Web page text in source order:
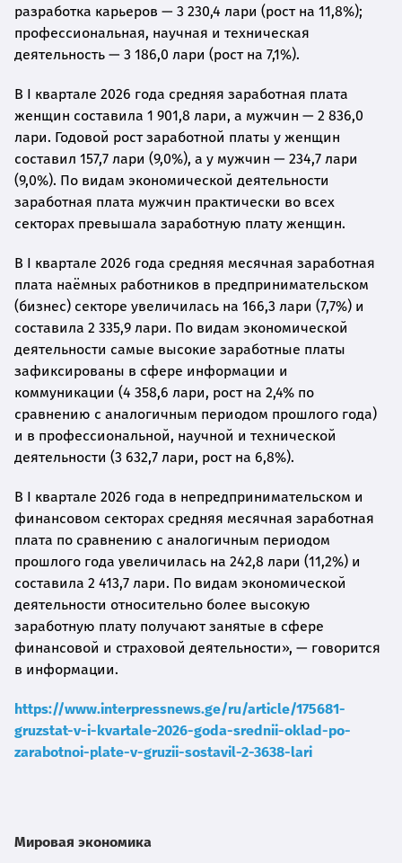
разработка карьеров — 3 230,4 лари (рост на 11,8%);
профессиональная, научная и техническая
деятельность — 3 186,0 лари (рост на 7,1%).
В I квартале 2026 года средняя заработная плата
женщин составила 1 901,8 лари, а мужчин — 2 836,0
лари. Годовой рост заработной платы у женщин
составил 157,7 лари (9,0%), а у мужчин — 234,7 лари
(9,0%). По видам экономической деятельности
заработная плата мужчин практически во всех
секторах превышала заработную плату женщин.
В I квартале 2026 года средняя месячная заработная
плата наёмных работников в предпринимательском
(бизнес) секторе увеличилась на 166,3 лари (7,7%) и
составила 2 335,9 лари. По видам экономической
деятельности самые высокие заработные платы
зафиксированы в сфере информации и
коммуникации (4 358,6 лари, рост на 2,4% по
сравнению с аналогичным периодом прошлого года)
и в профессиональной, научной и технической
деятельности (3 632,7 лари, рост на 6,8%).
В I квартале 2026 года в непредпринимательском и
финансовом секторах средняя месячная заработная
плата по сравнению с аналогичным периодом
прошлого года увеличилась на 242,8 лари (11,2%) и
составила 2 413,7 лари. По видам экономической
деятельности относительно более высокую
заработную плату получают занятые в сфере
финансовой и страховой деятельности», — говорится
в информации.
https://www.interpressnews.ge/ru/article/175681-
gruzstat-v-i-kvartale-2026-goda-srednii-oklad-po-
zarabotnoi-plate-v-gruzii-sostavil-2-3638-lari
Мировая экономика